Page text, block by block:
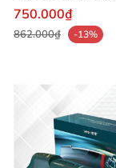
cao cấp bán chạy
750.000₫
862.000₫ -13%